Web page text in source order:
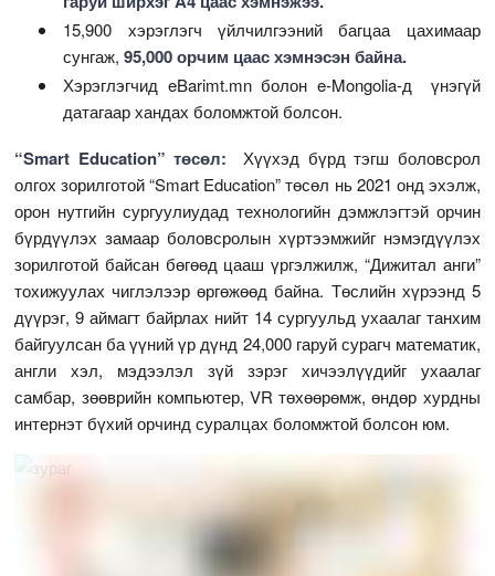
15,900 хэрэглэгч үйлчилгээний багцаа цахимаар
сунгаж,95,000 орчим цаас хэмнэсэн байна.
Хэрэглэгчид eBarimt.mn болон e-Mongolia-д үнэгүй
датагаар хандах боломжтой болсон.
“Smart Education” төсөл:
Хүүхэд бүрд тэгш боловсрол
олгох зорилготой “Smart Education” төсөл нь 2021 онд эхэлж,
орон нутгийн сургуулиудад технологийн дэмжлэгтэй орчин
бүрдүүлэх замаар боловсролын хүртээмжийг нэмэгдүүлэх
зорилготой байсан бөгөөд цааш үргэлжилж, “Дижитал анги”
тохижуулах чиглэлээр өргөжөөд байна. Төслийн хүрээнд 5
дүүрэг, 9 аймагт байрлах нийт 14 сургуульд ухаалаг танхим
байгуулсан ба үүний үр дүнд 24,000 гаруй сурагч математик,
англи хэл, мэдээлэл зүй зэрэг хичээлүүдийг ухаалаг
самбар, зөөврийн компьютер, VR төхөөрөмж, өндөр хурдны
интернэт бүхий орчинд суралцах боломжтой болсон юм.